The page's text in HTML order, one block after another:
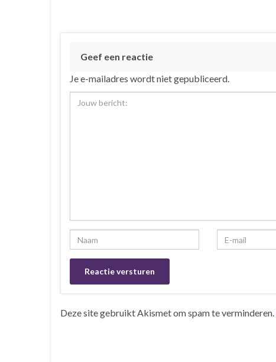
Geef een reactie
Je e-mailadres wordt niet gepubliceerd.
Deze site gebruikt Akismet om spam te verminderen.